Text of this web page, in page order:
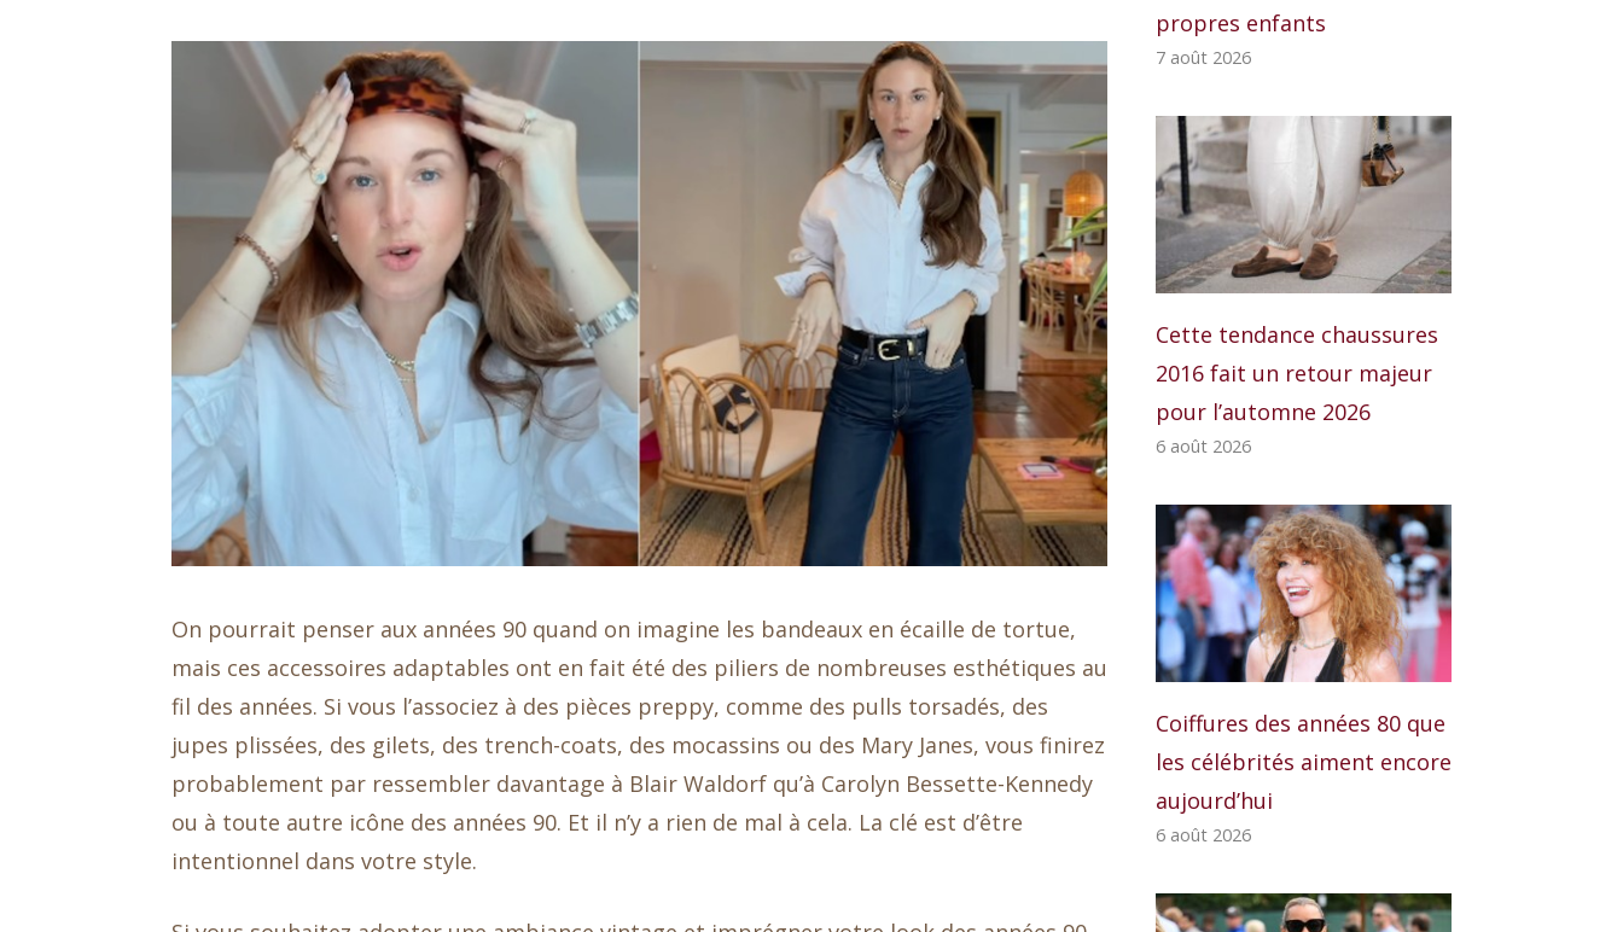
On pourrait penser aux années 90 quand on imagine les bandeaux en écaille de tortue,
mais ces accessoires adaptables ont en fait été des piliers de nombreuses esthétiques au
fil des années. Si vous l’associez à des pièces preppy, comme des pulls torsadés, des
jupes plissées, des gilets, des trench-coats, des mocassins ou des Mary Janes, vous finirez
probablement par ressembler davantage à Blair Waldorf qu’à Carolyn Bessette-Kennedy
ou à toute autre icône des années 90. Et il n’y a rien de mal à cela. La clé est d’être
intentionnel dans votre style.
propres enfants
7 août 2026
Cette tendance chaussures
2016 fait un retour majeur
pour l’automne 2026
6 août 2026
Coiffures des années 80 que
les célébrités aiment encore
aujourd’hui
6 août 2026